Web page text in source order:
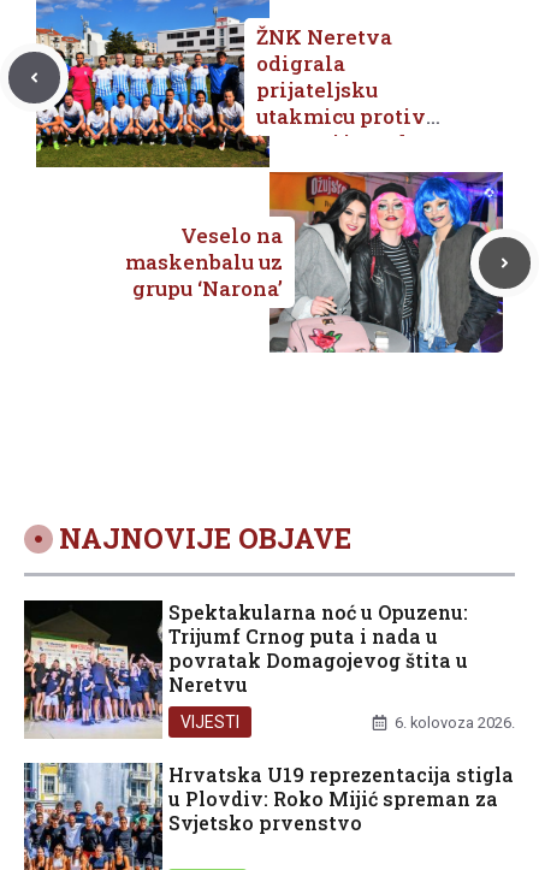
ŽNK Neretva
odigrala
prijateljsku
utakmicu protiv
‘Donata’ iz Zadra
povodom 5.
rođendana
postojanja
Veselo na
maskenbalu uz
grupu ‘Narona’
NAJNOVIJE OBJAVE
Spektakularna noć u Opuzenu:
Trijumf Crnog puta i nada u
povratak Domagojevog štita u
Neretvu
VIJESTI 6. kolovoza 2026.
Hrvatska U19 reprezentacija stigla
u Plovdiv: Roko Mijić spreman za
Svjetsko prvenstvo